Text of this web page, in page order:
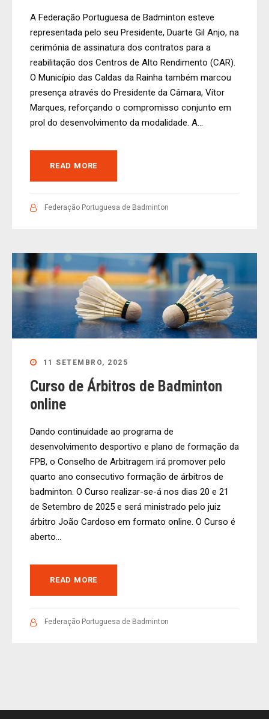
A Federação Portuguesa de Badminton esteve
representada pelo seu Presidente, Duarte Gil Anjo, na
cerimónia de assinatura dos contratos para a
reabilitação dos Centros de Alto Rendimento (CAR).
O Município das Caldas da Rainha também marcou
presença através do Presidente da Câmara, Vítor
Marques, reforçando o compromisso conjunto em
prol do desenvolvimento da modalidade. A...
READ MORE
Federação Portuguesa de Badminton
11 SETEMBRO, 2025
Curso de Árbitros de Badminton
online
Dando continuidade ao programa de
desenvolvimento desportivo e plano de formação da
FPB, o Conselho de Arbitragem irá promover pelo
quarto ano consecutivo formação de árbitros de
badminton. O Curso realizar-se-á nos dias 20 e 21
de Setembro de 2025 e será ministrado pelo juiz
árbitro João Cardoso em formato online. O Curso é
aberto...
READ MORE
Federação Portuguesa de Badminton